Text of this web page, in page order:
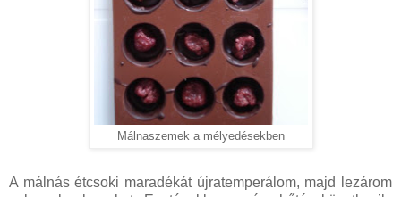
Málnaszemek a mélyedésekben
A málnás étcsoki maradékát újratemperálom, majd lezárom